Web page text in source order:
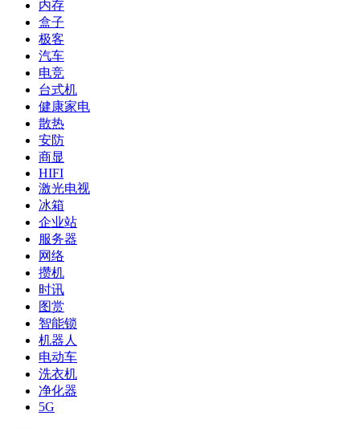
内存
盒子
极客
汽车
电竞
台式机
健康家电
散热
安防
商显
HIFI
激光电视
冰箱
企业站
服务器
网络
攒机
时讯
图赏
智能锁
机器人
电动车
洗衣机
净化器
5G